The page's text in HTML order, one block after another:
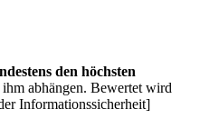
den höchsten
abhängen. Bewertet wird
Informationssicherheit]